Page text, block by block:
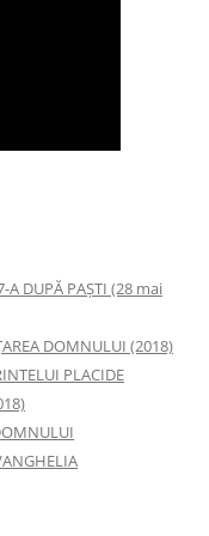
A DUPĂ PAȘTI (28 mai
DOMNULUI (2018)
PLACIDE